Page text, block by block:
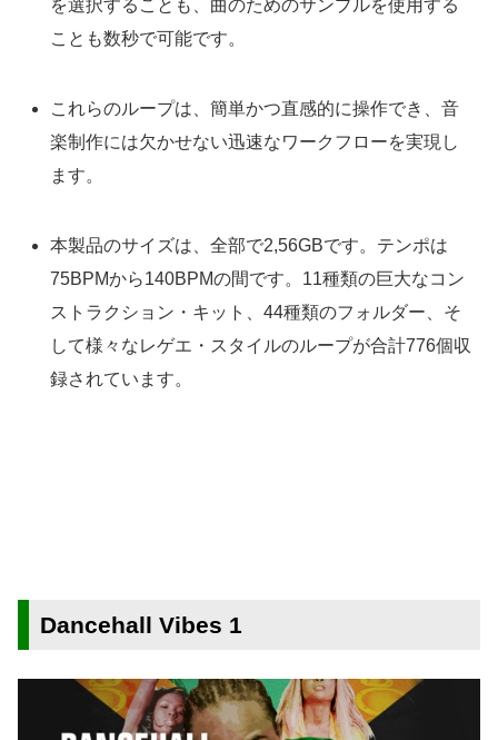
を選択することも、曲のためのサンプルを使用する
ことも数秒で可能です。
これらのループは、簡単かつ直感的に操作でき、音
楽制作には欠かせない迅速なワークフローを実現し
ます。
本製品のサイズは、全部で2,56GBです。テンポは
75BPMから140BPMの間です。11種類の巨大なコン
ストラクション・キット、44種類のフォルダー、そ
して様々なレゲエ・スタイルのループが合計776個収
録されています。
Dancehall Vibes 1